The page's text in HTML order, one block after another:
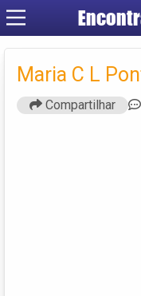
Maria C L
Compartilhar